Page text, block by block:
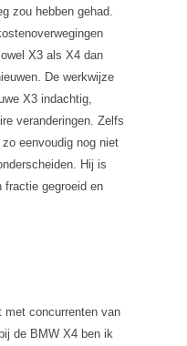
zou hebben gehad.
X3 als X4 dan
De werkwijze
X3 indachtig,
veranderingen. Zelfs
eenvoudig nog niet
Hij is
fractie gegroeid en
met concurrenten van
de BMW X4 ben ik